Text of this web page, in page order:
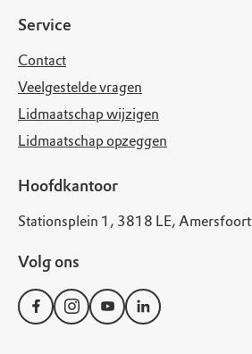
Service
Contact
Veelgestelde vragen
Lidmaatschap wijzigen
Lidmaatschap opzeggen
Hoofdkantoor
Stationsplein 1, 3818 LE, Amersfoort
Volg ons